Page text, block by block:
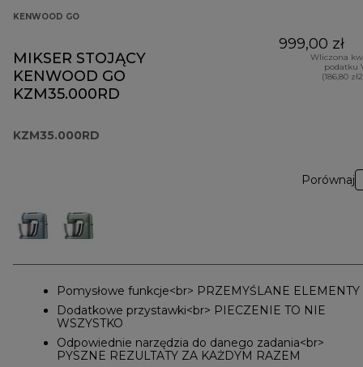
KENWOOD GO
MIKSER STOJĄCY
KENWOOD GO
KZM35.000RD
KZM35.000RD
999,00 zł
Wliczona
podatku
(186,80
Porównaj
Pomysłowe funkcje<br> PRZEMYŚLANE ELEMENTY
Dodatkowe przystawki<br> PIECZENIE TO NIE
WSZYSTKO
Odpowiednie narzędzia do danego zadania<br>
PYSZNE REZULTATY ZA KAŻDYM RAZEM